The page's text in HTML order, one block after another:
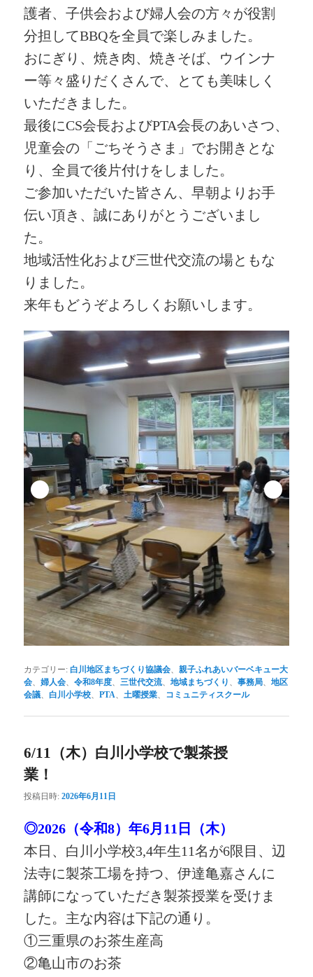
護者、子供会および婦人会の方々が役割
分担してBBQを全員で楽しみました。
おにぎり、焼き肉、焼きそば、ウインナ
ー等々盛りだくさんで、とても美味しく
いただきました。
最後にCS会長およびPTA会長のあいさつ、
児童会の「ごちそうさま」でお開きとな
り、全員で後片付けをしました。
ご参加いただいた皆さん、早朝よりお手
伝い頂き、誠にありがとうございまし
た。
地域活性化および三世代交流の場ともな
りました。
来年もどうぞよろしくお願いします。
カテゴリー: 白川地区まちづくり協議会、親子ふれあいバーベキュー大
会、婦人会、令和8年度、三世代交流、地域まちづくり 、事務局、地区
会議、 白川小学校、PTA、土曜授業、 コミュニティスクール
6/11（木）白川小学校で製茶授
業！
投稿日時:2026年6月11日
◎2026（令和8）年6月11日（木）
本日、白川小学校3,4年生11名が6限目、辺
法寺に製茶工場を持つ、伊達亀嘉さんに
講師になっていただき製茶授業を受けま
した。主な内容は下記の通り。
①三重県のお茶生産高
②亀山市のお茶